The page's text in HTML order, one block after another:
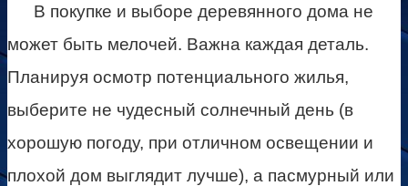
В покупке и выборе деревянного дома не
может быть мелочей. Важна каждая деталь.
Планируя осмотр потенциального жилья,
выберите не чудесный солнечный день (в
хорошую погоду, при отличном освещении и
плохой дом выглядит лучше), а пасмурный или